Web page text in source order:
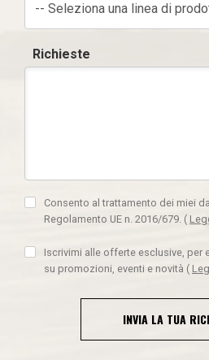
-- Seleziona una linea di
Richieste
Consento al trattamento dei miei
Regolamento UE n. 2016/679. (
Iscrivimi alle offerte esclusive, per
su promozioni, eventi e novità (
INVIA LA TUA